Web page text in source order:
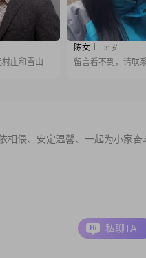
庄和雪山
陈女士 31岁
留言看不到，请联
相偎、安定温馨、一起为小家奋
私聊TA